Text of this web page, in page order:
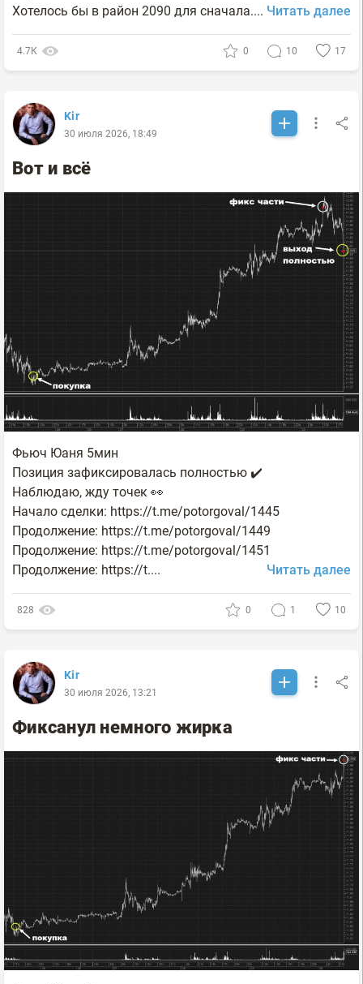
Хотелось бы в район 2090 для сначала.... Читать далее
4.7К 0 10 17
Kir
30 июля 2026, 18:49
Вот и всё
Фьюч Юаня 5мин
Позиция зафиксировалась полностью ✔️
Наблюдаю, жду точек 👀
Начало сделки: https://t.me/potorgoval/1445
Продолжение: https://t.me/potorgoval/1449
Продолжение: https://t.me/potorgoval/1451
Продолжение: https://t....
Читать далее
828 0 1 10
Kir
30 июля 2026, 13:21
Фиксанул немного жирка